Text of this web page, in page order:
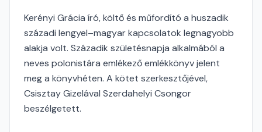
Kerényi Grácia író, költő és műfordító a huszadik
századi lengyel–magyar kapcsolatok legnagyobb
alakja volt. Századik születésnapja alkalmából a
neves polonistára emlékező emlékkönyv jelent
meg a könyvhéten. A kötet szerkesztőjével,
Csisztay Gizelával Szerdahelyi Csongor
beszélgetett.